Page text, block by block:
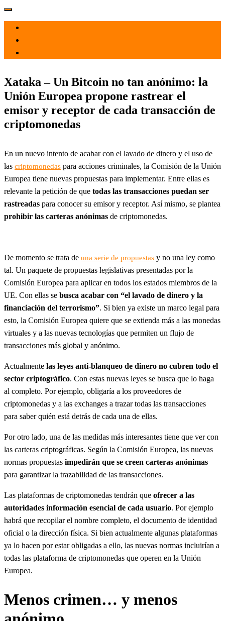
Xataka – Un Bitcoin no tan anónimo: la
Unión Europea propone rastrear el
emisor y receptor de cada transacción de
criptomonedas
En un nuevo intento de acabar con el lavado de dinero y el uso de
las criptomonedas para acciones criminales, la Comisión de la Unión
Europea tiene nuevas propuestas para implementar. Entre ellas es
relevante la petición de que todas las transacciones puedan ser
rastreadas para conocer su emisor y receptor. Así mismo, se plantea
prohibir las carteras anónimas de criptomonedas.
De momento se trata de una serie de propuestas y no una ley como
tal. Un paquete de propuestas legislativas presentadas por la
Comisión Europea para aplicar en todos los estados miembros de la
UE. Con ellas se busca acabar con “el lavado de dinero y la
financiación del terrorismo”. Si bien ya existe un marco legal para
esto, la Comisión Europea quiere que se extienda más a las monedas
virtuales y a las nuevas tecnologías que permiten un flujo de
transacciones más global y anónimo.
Actualmente las leyes anti-blanqueo de dinero no cubren todo el
sector criptográfico. Con estas nuevas leyes se busca que lo haga
al completo. Por ejemplo, obligaría a los proveedores de
criptomonedas y a las exchanges a trazar todas las transacciones
para saber quién está detrás de cada una de ellas.
Por otro lado, una de las medidas más interesantes tiene que ver con
las carteras criptográficas. Según la Comisión Europea, las nuevas
normas propuestas impedirán que se creen carteras anónimas
para garantizar la trazabilidad de las transacciones.
Las plataformas de criptomonedas tendrán que ofrecer a las
autoridades información esencial de cada usuario. Por ejemplo
habrá que recopilar el nombre completo, el documento de identidad
oficial o la dirección física. Si bien actualmente algunas plataformas
ya lo hacen por estar obligadas a ello, las nuevas normas incluirían a
todas las plataforma de criptomonedas que operen en la Unión
Europea.
Menos crimen… y menos